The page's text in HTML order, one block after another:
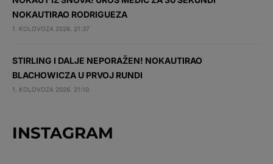
NOKAUTIRAO RODRIGUEZA
1. KOLOVOZA 2026. 21:37
STIRLING I DALJE NEPORAŽEN! NOKAUTIRAO
BLACHOWICZA U PRVOJ RUNDI
1. KOLOVOZA 2026. 21:10
INSTAGRAM